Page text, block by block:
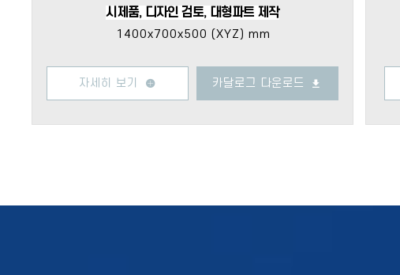
시제품, 디자인 검토, 대형파트 제작
1400x700x500 (XYZ) mm
자세히 보기 카달로그 다운로드